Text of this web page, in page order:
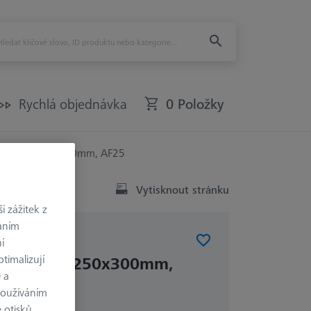
Rychlá objednávka 0 Položky
- 25x250x300mm, AF25
Vytisknout stránku
- 25x250x300mm,
zážitek z
a